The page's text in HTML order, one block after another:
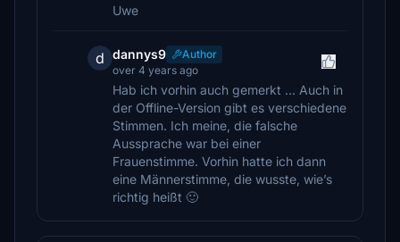
Uwe
d dannys9
Author
over 4 years ago
Hab ich vorhin auch gemerkt … Auch in
der Offline-Version gibt es verschiedene
Stimmen. Ich meine, die falsche
Aussprache war bei einer
Frauenstimme. Vorhin hatte ich dann
eine Männerstimme, die wusste, wie’s
richtig heißt 🙂